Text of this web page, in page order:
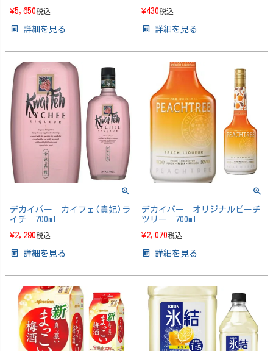
¥5,650税込
詳細を見る
¥430税込
詳細を見る
デカイパー カイフェ(貴妃)ラ
イチ 700ml
¥2,290税込
詳細を見る
デカイパー オリジナルピーチ
ツリー 700ml
¥2,070税込
詳細を見る